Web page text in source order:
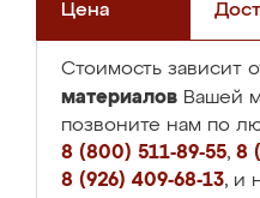
Цена
Стоимость зависит
материалов Вашей
позвоните нам по
8 (800) 511-89-55, 8
8 (926) 409-68-13, и